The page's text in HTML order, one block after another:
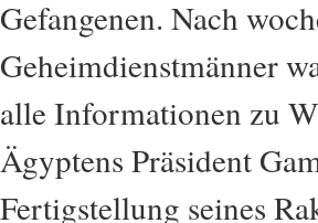
Gefangenen. Nach
Geheimdienstmänner
alle Informationen zu
Ägyptens Präsident
Fertigstellung seines